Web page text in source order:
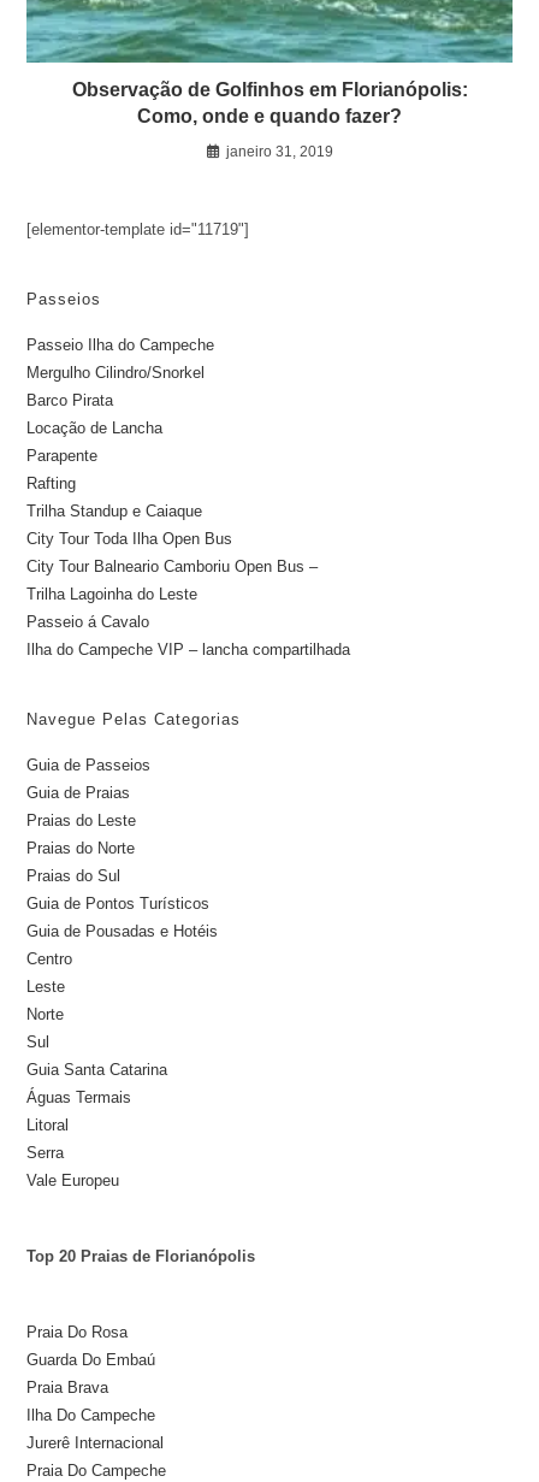
Observação de Golfinhos em Florianópolis:
Como, onde e quando fazer?
janeiro 31, 2019
[elementor-template id="11719"]
Passeios
Passeio Ilha do Campeche
Mergulho Cilindro/Snorkel
Barco Pirata
Locação de Lancha
Parapente
Rafting
Trilha Standup e Caiaque
City Tour Toda Ilha Open Bus
City Tour Balneario Camboriu Open Bus –
Trilha Lagoinha do Leste
Passeio á Cavalo
Ilha do Campeche VIP – lancha compartilhada
Navegue Pelas Categorias
Guia de Passeios
Guia de Praias
Praias do Leste
Praias do Norte
Praias do Sul
Guia de Pontos Turísticos
Guia de Pousadas e Hotéis
Centro
Leste
Norte
Sul
Guia Santa Catarina
Águas Termais
Litoral
Serra
Vale Europeu
Top 20 Praias de Florianópolis
Praia Do Rosa
Guarda Do Embaú
Praia Brava
Ilha Do Campeche
Jurerê Internacional
Praia Do Campeche